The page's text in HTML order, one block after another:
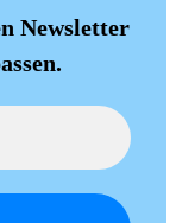
Newsletter